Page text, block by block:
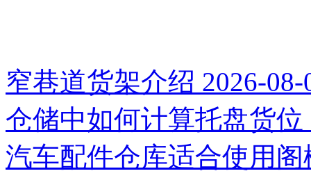
窄巷道货架介绍 2026-08-
仓储中如何计算托盘货位
汽车配件仓库适合使用